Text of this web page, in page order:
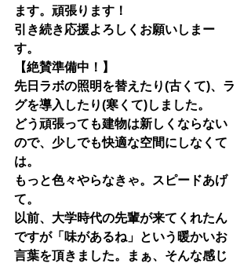
ます。頑張ります！
引き続き応援よろしくお願いしまー
す。
【絶賛準備中！】
先日ラボの照明を替えたり(古くて)、ラ
グを導入したり(寒くて)しました。
​どう頑張っても建物は新しくならない
ので、少しでも快適な空間にしなくて
は。
もっと色々やらなきゃ。スピードあげ
て。
以前、大学時代の先輩が来てくれたん
ですが「味があるね」という暖かいお
言葉を頂きました。まぁ、そんな感じ